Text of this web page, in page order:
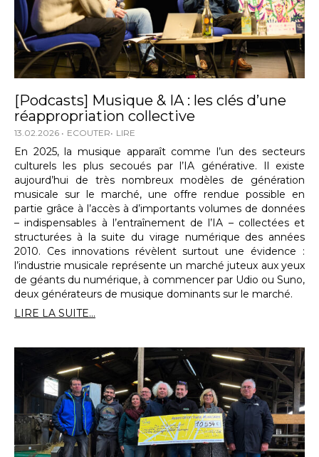
[Podcasts] Musique & IA : les clés d’une
réappropriation collective
13.02.2026 ECOUTER LIRE
En 2025, la musique apparaît comme l’un des secteurs
culturels les plus secoués par l’IA générative. Il existe
aujourd’hui de très nombreux modèles de génération
musicale sur le marché, une offre rendue possible en
partie grâce à l’accès à d’importants volumes de données
– indispensables à l’entraînement de l’IA – collectées et
structurées à la suite du virage numérique des années
2010. Ces innovations révèlent surtout une évidence :
l’industrie musicale représente un marché juteux aux yeux
de géants du numérique, à commencer par Udio ou Suno,
deux générateurs de musique dominants sur le marché.
LIRE LA SUITE...